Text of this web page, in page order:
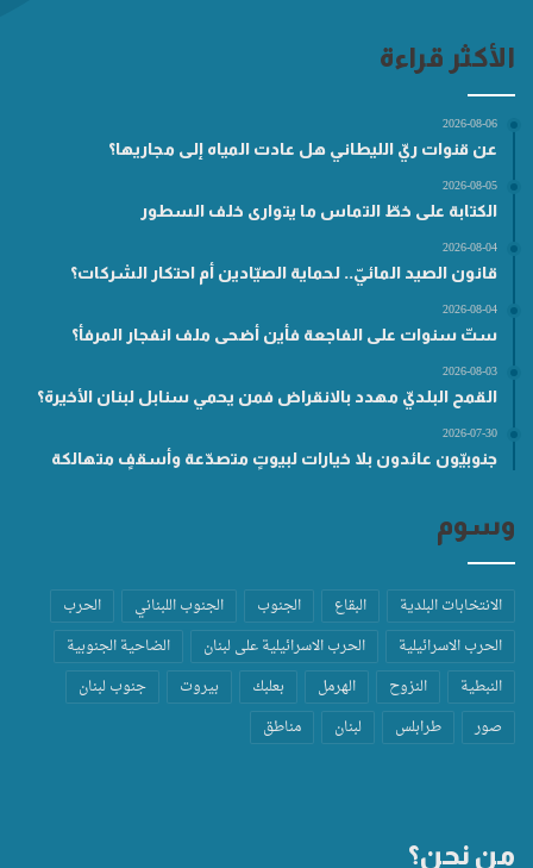
الأكثر قراءة
2026-08-06
عن قنوات ريّ الليطاني هل عادت المياه إلى مجاريها؟
2026-08-05
الكتابة على خطّ التماس ما يتوارى خلف السطور
2026-08-04
قانون الصيد المائيّ.. لحماية الصيّادين أم احتكار الشركات؟
2026-08-04
ستّ سنوات على الفاجعة فأين أضحى ملف انفجار المرفأ؟
2026-08-03
القمح البلديّ مهدد بالانقراض فمن يحمي سنابل لبنان الأخيرة؟
2026-07-30
جنوبيّون عائدون بلا خيارات لبيوتٍ متصدّعة وأسقفٍ متهالكة
وسوم
الانتخابات البلدية البقاع الجنوب الجنوب اللبناني
الحرب
الحرب الاسرائيلية
الحرب الاسرائيلية على لبنان
الضاحية الجنوبية
النبطية
النزوح الهرمل بعلبك بيروت
جنوب لبنان
صور
طرابلس لبنان مناطق
من نحن؟